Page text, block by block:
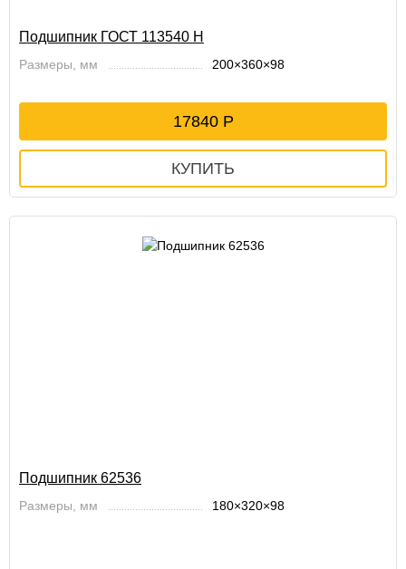
Подшипник ГОСТ 113540 Н
Размеры, мм 200×360×98
17840
Подшипник 62536
Размеры, мм 180×320×98